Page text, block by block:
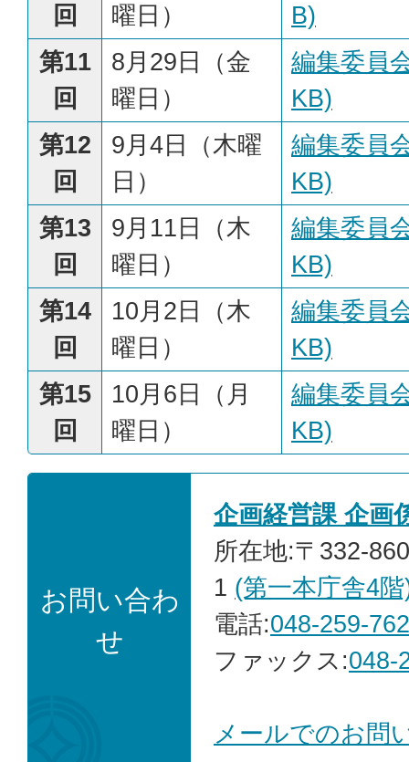
回
曜日）
B)
第11
回
8月29日（金
曜日）
編集委員
KB)
第12
回
9月4日（木曜
日）
編集委員
KB)
第13
回
9月11日（木
曜日）
編集委員
KB)
第14
回
10月2日（木
曜日）
編集委員
KB)
第15
回
10月6日（月
曜日）
編集委員
KB)
お問い合わ
せ
企画経営課 企画
所在地:〒332-
1 (第一本庁舎4
電話:048-259-
ファックス:048-
メールでのお問